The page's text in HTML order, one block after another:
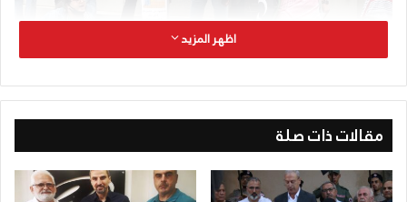
اظهر المزيد
مقالات ذات صلة